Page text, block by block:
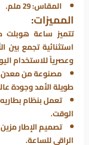
المقاس:
المميزات:
تتميز ساعة هوبلت
استثنائية تجمع بين
وعصرياً للاستخدام
مصنوعة من معدن
طويلة الأمد وجودة
تعمل بنظام
الوقت.
تصميم الإطار
الراقي للساعة.